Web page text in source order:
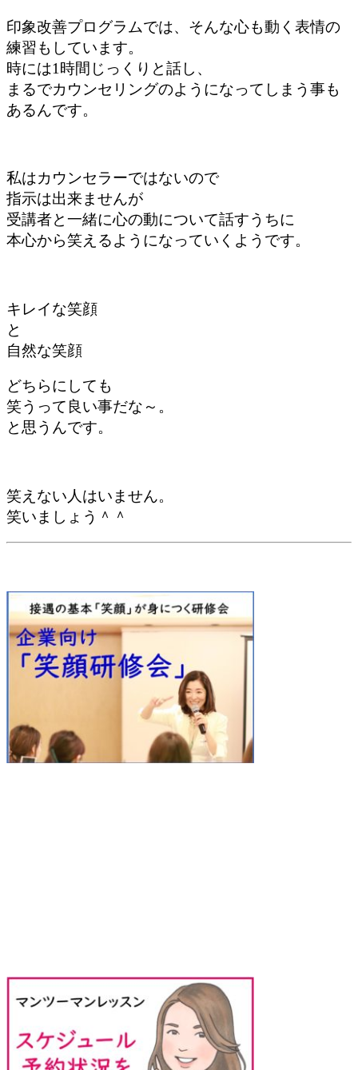
印象改善プログラムでは、そんな心も動く表情の
練習もしています。
時には1時間じっくりと話し、
まるでカウンセリングのようになってしまう事も
あるんです。
私はカウンセラーではないので
指示は出来ませんが
受講者と一緒に心の動について話すうちに
本心から笑えるようになっていくようです。
キレイな笑顔
と
自然な笑顔
どちらにしても
笑うって良い事だな～。
と思うんです。
笑えない人はいません。
笑いましょう＾＾